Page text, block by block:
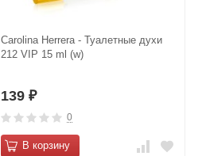
Carolina Herrera - Туалетные духи
212 VIP 15 ml (w)
139 ₽
0
В корзину